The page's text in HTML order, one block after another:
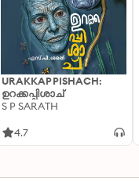
URAKKAPPISHACH:
ഉറക്കപ്പിശാച്
S P SARATH
4.7